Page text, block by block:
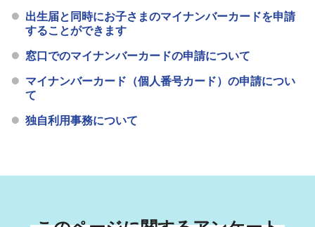
出生届と同時にお子さまのマイナンバーカードを申請
することができます
窓口でのマイナンバーカードの申請について
マイナンバーカード（個人番号カード）の申請につい
て
独自利用事務について